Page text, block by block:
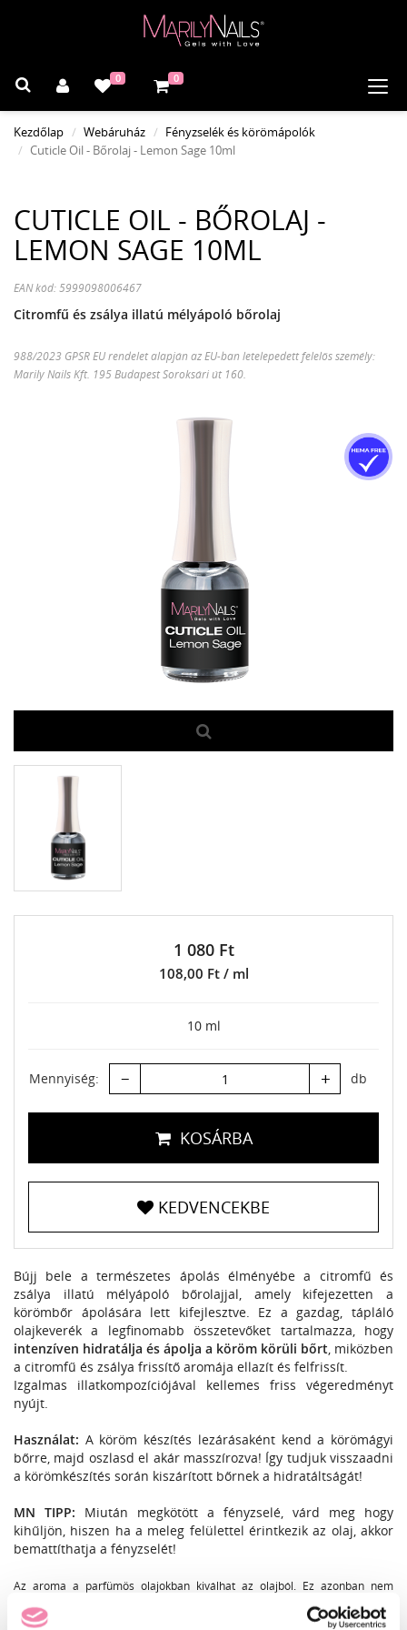
0 0
Kezdőlap Webáruház
Fényzselék és körömápolók
Cuticle Oil - Bőrolaj - Lemon Sage 10ml
CUTICLE OIL - BŐROLAJ -
LEMON SAGE 10ML
EAN kód: 5999098006467
Citromfű és zsálya illatú mélyápoló bőrolaj
988/2023 GPSR EU rendelet alapján az EU-ban letelepedett felelős személy:
Marily Nails Kft. 195 Budapest Soroksári út 160.
1 080 Ft
108,00 Ft / ml
10 ml
Mennyiség: – + db
KOSÁRBA
KEDVENCEKBE
Bújj bele a természetes ápolás élményébe a citromfű és
zsálya illatú mélyápoló bőrolajjal, amely kifejezetten a
körömbőr ápolására lett kifejlesztve. Ez a gazdag, tápláló
olajkeverék a legfinomabb összetevőket tartalmazza, hogy
intenzíven hidratálja és ápolja a köröm körüli bőrt, miközben
a citromfű és zsálya frissítő aromája ellazít és felfrissít.
Izgalmas illatkompozíciójával kellemes friss végeredményt
nyújt.
Használat: A köröm készítés lezárásaként kend a körömágyi
bőrre, majd oszlasd el akár masszírozva! Így tudjuk visszaadni
a körömkészítés során kiszárított bőrnek a hidratáltságát!
MN TIPP: Miután megkötött a fényzselé, várd meg hogy
kihűljön, hiszen ha a meleg felülettel érintkezik az olaj, akkor
bemattíthatja a fényzselét!
Az aroma a parfümös olajokban kiválhat az olajból. Ez azonban nem
befolyásolja a termék minőségét, felhasználhatóságát, illetve az illat
intenzitását.